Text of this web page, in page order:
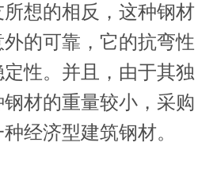
想的相反，这种钢材
的可靠，它的抗弯性
性。并且，由于其独
材的重量较小，采购
经济型建筑钢材。